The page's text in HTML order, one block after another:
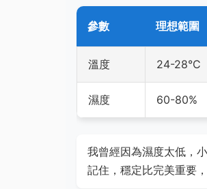
參數 理想範圍
溫度 24-28°C
濕度 60-80%
我曾經因為濕度太低，
記住，穩定比完美重要